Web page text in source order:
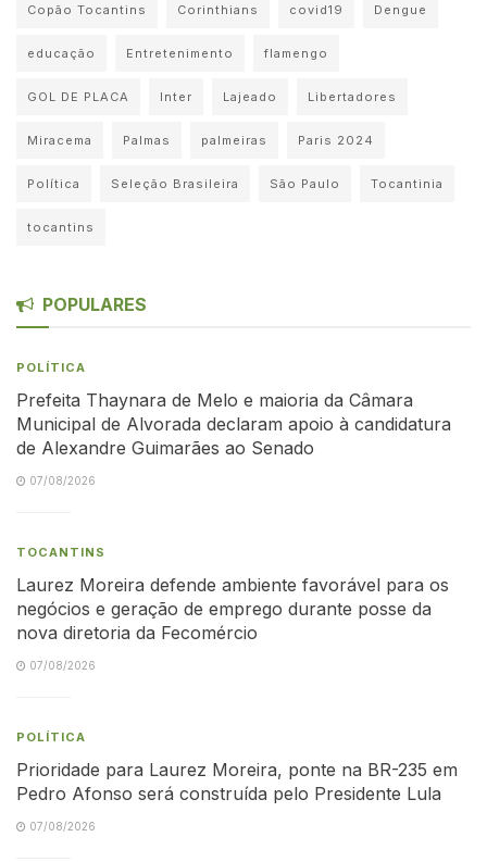
Copão Tocantins Corinthians covid19 Dengue
educação Entretenimento flamengo
GOL DE PLACA Inter Lajeado Libertadores
Miracema Palmas palmeiras Paris 2024
Política Seleção Brasileira São Paulo Tocantinia
tocantins
POPULARES
POLÍTICA
Prefeita Thaynara de Melo e maioria da Câmara
Municipal de Alvorada declaram apoio à candidatura
de Alexandre Guimarães ao Senado
07/08/2026
TOCANTINS
Laurez Moreira defende ambiente favorável para os
negócios e geração de emprego durante posse da
nova diretoria da Fecomércio
07/08/2026
POLÍTICA
Prioridade para Laurez Moreira, ponte na BR-235 em
Pedro Afonso será construída pelo Presidente Lula
07/08/2026